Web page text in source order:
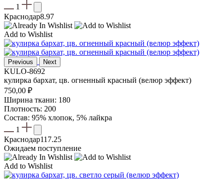
1
Краснодар8.97
Add to Wishlist
Previous Next
KULO-8692
кулирка бархат, цв. огненный красный (велюр эффект)
750,00 ₽
Ширина ткани: 180
Плотность: 200
Состав: 95% хлопок, 5% лайкра
1
Краснодар117.25
Ожидаем поступление
Add to Wishlist